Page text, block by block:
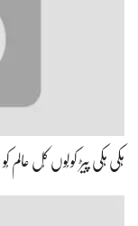
ہِکی ہِکی پیڑ کولُوں کُل عالم